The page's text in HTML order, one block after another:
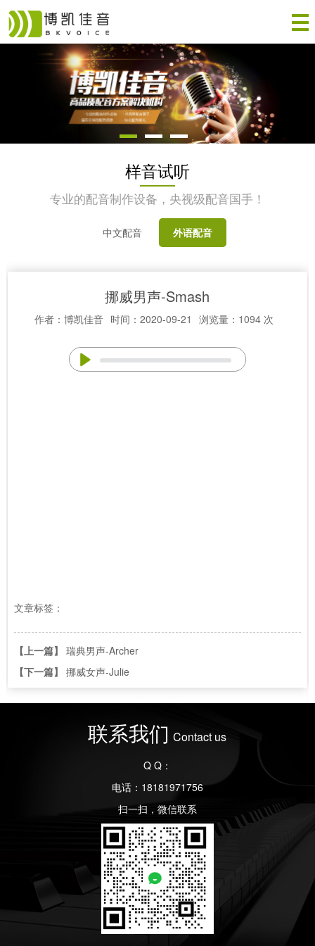
样音试听
专业的配音制作设备，央视级配音国手！
中文配音 外语配音
挪威男声-Smash
作者：博凯佳音 时间：2020-09-21 浏览量：1094 次
文章标签：
【上一篇】 瑞典男声-Archer
【下一篇】 挪威女声-Julie
联系我们 Contact us
Q Q：
电话：18181971756
扫一扫，微信联系